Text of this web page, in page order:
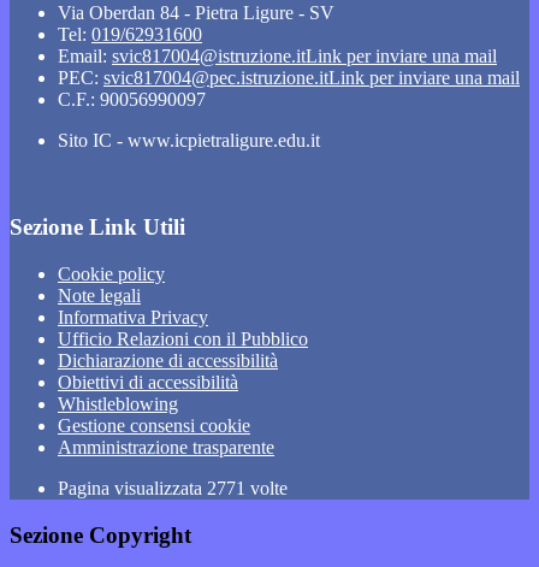
Via Oberdan 84 - Pietra Ligure - SV
Tel: 019/62931600
Email: svic817004@istruzione.itLink per inviare una mail
PEC: svic817004@pec.istruzione.itLink per inviare una mail
C.F.: 90056990097
Sito IC - www.icpietraligure.edu.it
Sezione Link Utili
Cookie policy
Note legali
Informativa Privacy
Ufficio Relazioni con il Pubblico
Dichiarazione di accessibilità
Obiettivi di accessibilità
Whistleblowing
Gestione consensi cookie
Amministrazione trasparente
Pagina visualizzata 2771 volte
Sezione Copyright